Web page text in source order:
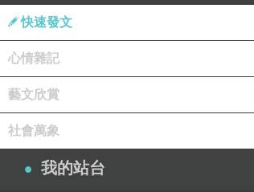
五月的比菲成長紀錄
1.5月7日-8日，小比菲從晚上11點
2.5月11日，小比菲從晚上11點睡
3.5月15日，小比菲灀12點睡到隔
4.5月初對比菲微笑，他就會回以
快速發文
心情雜記
藝文欣賞
社會萬象
我的站台